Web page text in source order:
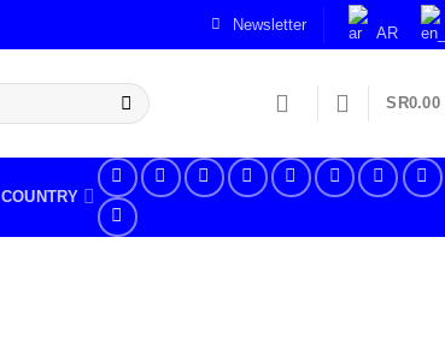
Newsletter AR
SR0.00
COUNTRY